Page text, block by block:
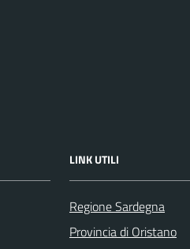
LINK UTILI
Regione Sardegna
Provincia di Oristano